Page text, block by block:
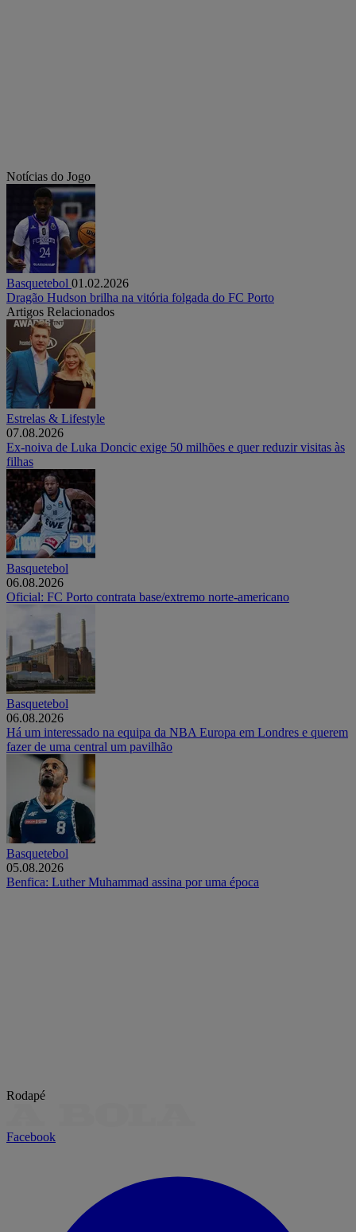
Notícias do Jogo
Basquetebol 01.02.2026
Dragão Hudson brilha na vitória folgada do FC Porto
Artigos Relacionados
Estrelas & Lifestyle
07.08.2026
Ex-noiva de Luka Doncic exige 50 milhões e quer reduzir visitas às
filhas
Basquetebol
06.08.2026
Oficial: FC Porto contrata base/extremo norte-americano
Basquetebol
06.08.2026
Há um interessado na equipa da NBA Europa em Londres e querem
fazer de uma central um pavilhão
Basquetebol
05.08.2026
Benfica: Luther Muhammad assina por uma época
Rodapé
Facebook